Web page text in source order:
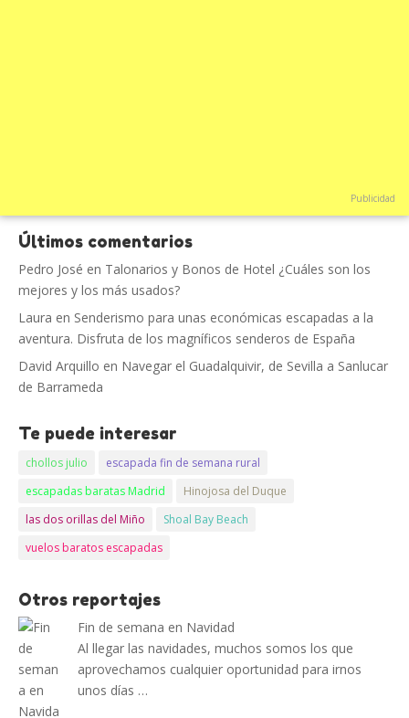
Publicidad
Últimos comentarios
Pedro José en Talonarios y Bonos de Hotel ¿Cuáles son los
mejores y los más usados?
Laura en Senderismo para unas económicas escapadas a la
aventura. Disfruta de los magníficos senderos de España
David Arquillo en Navegar el Guadalquivir, de Sevilla a Sanlucar
de Barrameda
Te puede interesar
chollos julio
escapada fin de semana rural
escapadas baratas Madrid
Hinojosa del Duque
las dos orillas del Miño
Shoal Bay Beach
vuelos baratos escapadas
Otros reportajes
Fin de semana en Navidad
Al llegar las navidades, muchos somos los que
aprovechamos cualquier oportunidad para irnos
unos días …